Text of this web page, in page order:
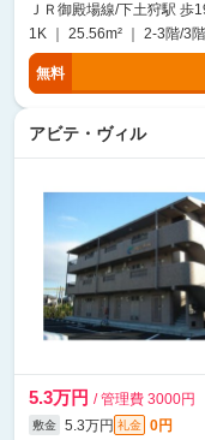
ＪＲ御殿場線/下土狩駅 歩
1K ｜ 25.56m² ｜ 2-3階/3
無料
アビテ・ヴィル
5.3万円 / 管理費 3000円
敷金 5.3万円 礼金
0円